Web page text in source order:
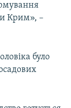
Крим», –
було